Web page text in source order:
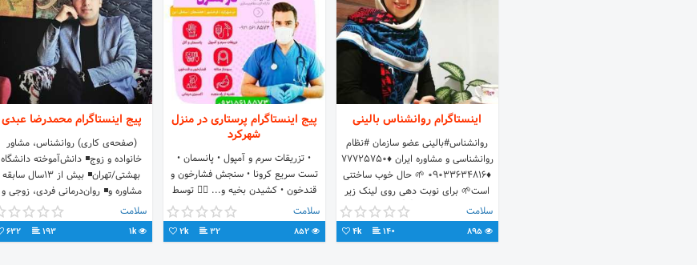
اینستاگرام روانشناس بالینی
روانشناس#بالینی عضو سازمان #نظام
روانشناسی و مشاوره ایران ♦️۷۷۷۲۵۷۵۰
♦️۰۹۰۳۳۶۳۴۸۱۶ 🌱 حال خوب ساختنی
است🌱 برای نوبت دهی روی لینک زیر
بزنید👇👇
سلامت
895
140
4k
پیج اینستاگرام پرستاری در منزل
شهرکرد
• تزریقات سرم و آمپول • پانسمان •
تست سریع کرونا • سنجش فشارخون و
قندخون • کشیدن بخیه و... 👨‍⚕️ توسط
کارشناس پرستاری ☎️ 09215618573
(24 ساعته)
سلامت
852
32
2k
پیج اینستاگرام محمدرضا عبدی
(صفحه‌ی کاری) روانشناس، مشاور
خانواده و زوج◾ دانش‌آموخته دانشگاه
بهشتی/تهران◾ بیش از ۱۳سال سابقه
مشاوره و◾ روان‌درمانی فردی، زوجی و
گروهی
سلامت
1k
193
632